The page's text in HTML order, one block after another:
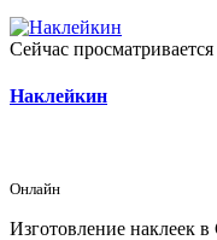
Сейчас просматривается
Наклейкин
Онлайн
Изготовление наклеек